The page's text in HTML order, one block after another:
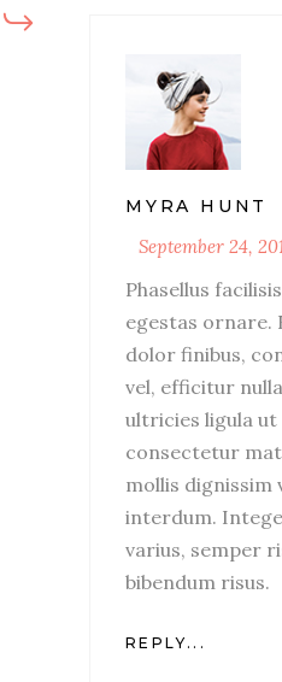
MYRA HUNT
September 24,
Phasellus
egestas ornare.
dolor finibus,
vel, efficitur
ultricies ligula ut
consectetur
mollis dignissim
interdum.
varius, semper
bibendum risus.
REPLY...